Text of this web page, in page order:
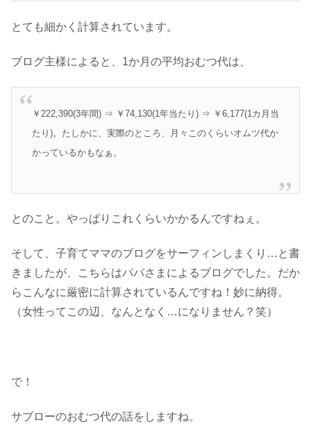
とても細かく計算されています。
ブログ主様によると、1か月の平均おむつ代は、
￥222,390(3年間) ⇒ ￥74,130(1年当たり) ⇒ ￥6,177(1カ月当
たり)。 たしかに、実際のところ、月々このくらいオムツ代か
かっているかもなぁ。
とのこと。やっぱりこれくらいかかるんですねぇ。
そして、子育てママのブログをサーフィンしまくり…と書
きましたが、こちらはパパさまによるブログでした。だか
らこんなに厳密に計算されているんですね！妙に納得。
（女性ってこの辺、なんとなく…になりません？笑）
で！
サブローのおむつ代の話をしますね。